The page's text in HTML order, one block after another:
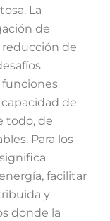
La
de
reducción de
funciones
de
todo, de
Para los
facilitar
y
donde la